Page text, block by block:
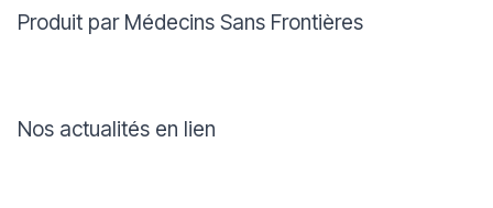
Produit par Médecins Sans Frontières
Nos actualités en lien